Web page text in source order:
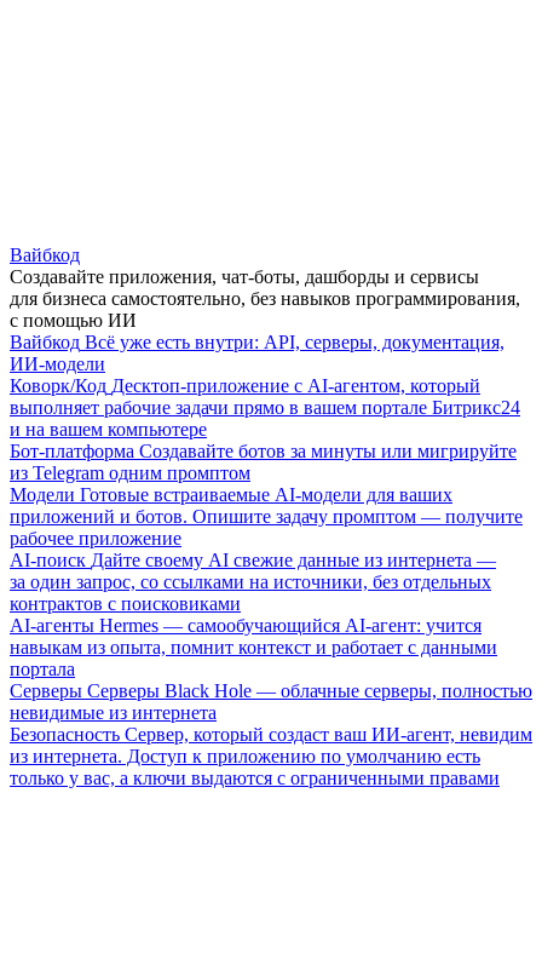
Вайбкод
Создавайте приложения, чат-боты, дашборды и сервисы
для бизнеса самостоятельно, без навыков программирования,
с помощью ИИ
Вайбкод Всё уже есть внутри: API, серверы, документация,
ИИ-модели
Коворк/Код Десктоп-приложение с AI-агентом, который
выполняет рабочие задачи прямо в вашем портале Битрикс24
и на вашем компьютере
Бот-платформа Создавайте ботов за минуты или мигрируйте
из Telegram одним промптом
Модели Готовые встраиваемые AI-модели для ваших
приложений и ботов. Опишите задачу промптом — получите
рабочее приложение
AI-поиск Дайте своему AI свежие данные из интернета —
за один запрос, со ссылками на источники, без отдельных
контрактов с поисковиками
AI-агенты Hermes — самообучающийся AI-агент: учится
навыкам из опыта, помнит контекст и работает с данными
портала
Серверы Серверы Black Hole — облачные серверы, полностью
невидимые из интернета
Безопасность Сервер, который создаст ваш ИИ-агент, невидим
из интернета. Доступ к приложению по умолчанию есть
только у вас, а ключи выдаются с ограниченными правами